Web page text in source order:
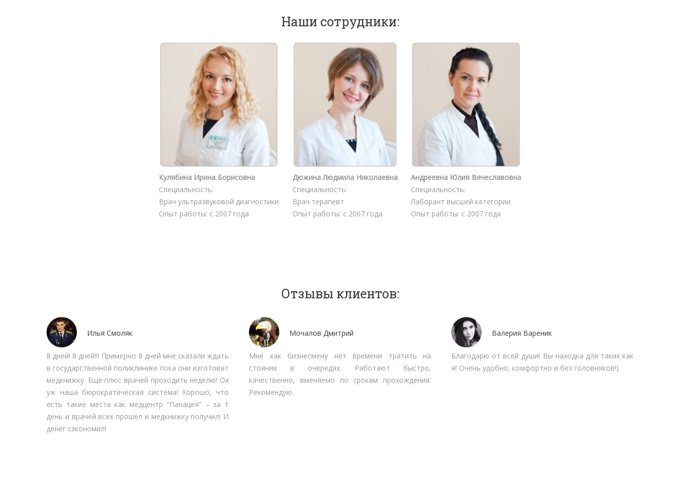
Наши сотрудники:
Кулябина Ирина Борисовна
Специальность:
Врач ультразвуковой диагностики
Опыт работы: с 2007 года
Дюжина Людмила Николаевна
Специальность:
Врач терапевт
Опыт работы: с 2007 года
Андреевна Юлия Вячеславовна
Специальность:
Лаборант высшей категории
Опыт работы: с 2007 года
Отзывы клиентов:
Илья Смоляк
8 дней! 8 дней!!! Примерно 8 дней мне сказали ждать
в государственной поликлинике пока они изготовят
медкнижку. Еще плюс врачей проходить неделю! Ох
уж наша бюрократическая система! Хорошо, что
есть такие места как медцентр “Панацея” – за 1
день и врачей всех прошёл и медкнижку получил! И
денег сэкономил!
Мочалов Дмитрий
Мне как бизнесмену нет времени тратить на
стояние в очередях. Работают быстро,
качественно, вменяемо по срокам прохождения.
Рекомендую.
Валерия Вареник
Благодарю от всей души! Вы находка для таких как
я! Очень удобно, комфортно и без головняков!)